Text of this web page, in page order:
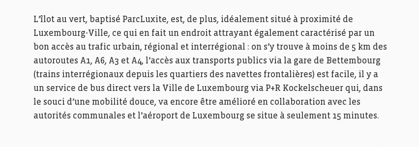
L’îlot au vert, baptisé ParcLuxite, est, de plus, idéalement situé à proximité de
Luxembourg-Ville, ce qui en fait un endroit attrayant également caractérisé par un
bon accès au trafic urbain, régional et interrégional : on s’y trouve à moins de 5 km des
autoroutes A1, A6, A3 et A4, l’accès aux transports publics via la gare de Bettembourg
(trains interrégionaux depuis les quartiers des navettes frontalières) est facile, il y a
un service de bus direct vers la Ville de Luxembourg via P+R Kockelscheuer qui, dans
le souci d’une mobilité douce, va encore être amélioré en collaboration avec les
autorités communales et l’aéroport de Luxembourg se situe à seulement 15 minutes.